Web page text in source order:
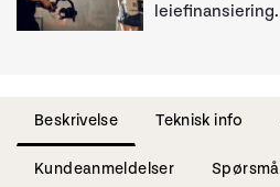
leiefinansiering.
Beskrivelse Teknisk info
Kundeanmeldelser